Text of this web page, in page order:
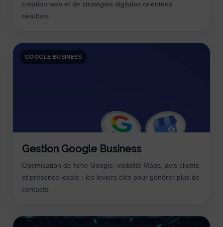
création web et de stratégies digitales orientées
résultats.
GOOGLE BUSINESS
Gestion Google Business
Optimisation de fiche Google, visibilité Maps, avis clients
et présence locale : les leviers clés pour générer plus de
contacts.